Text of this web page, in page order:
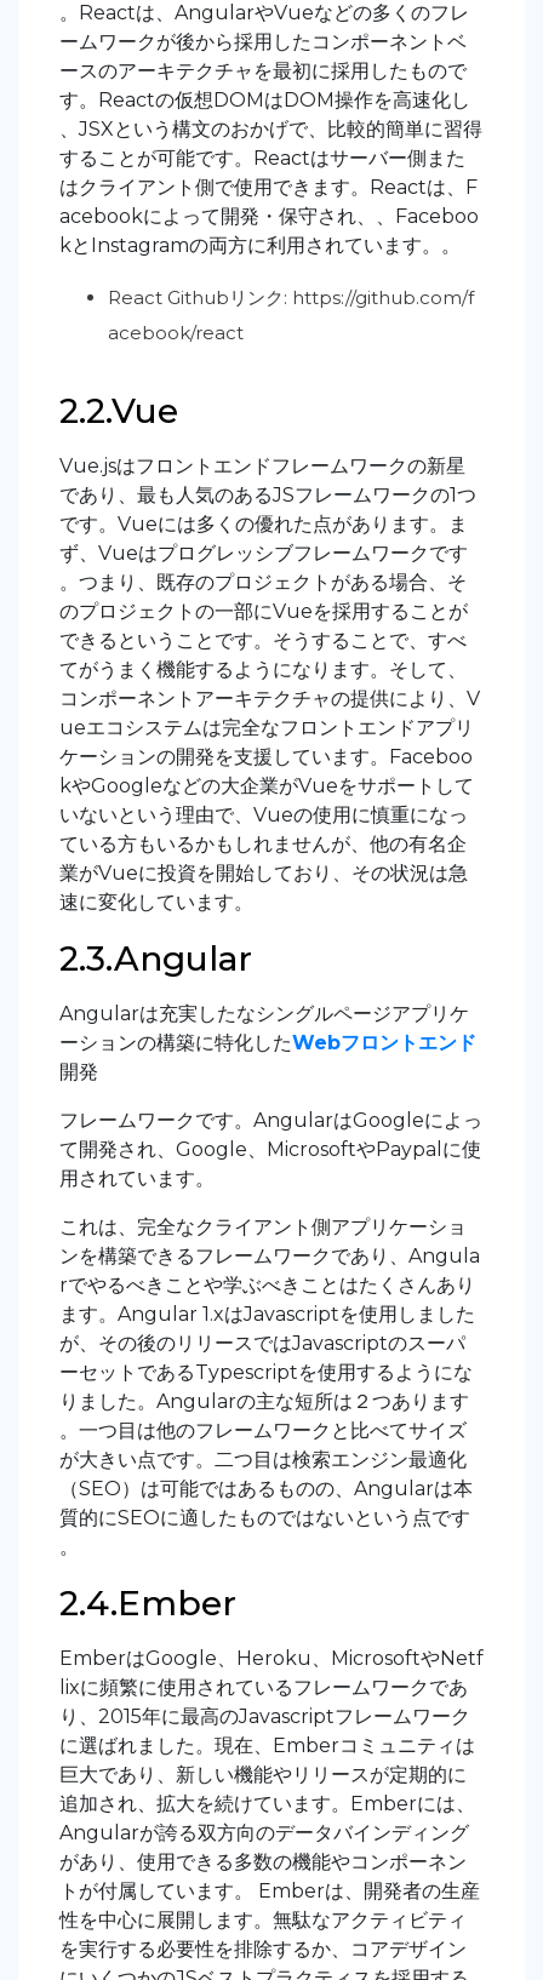
。Reactは、AngularやVueなどの多くのフレ
ームワークが後から採用したコンポーネントベ
ースのアーキテクチャを最初に採用したもので
す。Reactの仮想DOMはDOM操作を高速化し
、JSXという構文のおかげで、比較的簡単に習得
することが可能です。Reactはサーバー側また
はクライアント側で使用できます。Reactは、F
acebookによって開発・保守され、、Faceboo
kとInstagramの両方に利用されています。。
React Githubリンク: https://github.com/f
acebook/react
2.2.Vue
Vue.jsはフロントエンドフレームワークの新星
であり、最も人気のあるJSフレームワークの1つ
です。Vueには多くの優れた点があります。ま
ず、Vueはプログレッシブフレームワークです
。つまり、既存のプロジェクトがある場合、そ
のプロジェクトの一部にVueを採用することが
できるということです。そうすることで、すべ
てがうまく機能するようになります。そして、
コンポーネントアーキテクチャの提供により、V
ueエコシステムは完全なフロントエンドアプリ
ケーションの開発を支援しています。Faceboo
kやGoogleなどの大企業がVueをサポートして
いないという理由で、Vueの使用に慎重になっ
ている方もいるかもしれませんが、他の有名企
業がVueに投資を開始しており、その状況は急
速に変化しています。
2.3.Angular
Angularは充実したなシングルページアプリケ
ーションの構築に特化したWebフロントエンド
開発
フレームワークです。AngularはGoogleによっ
て開発され、Google、MicrosoftやPaypalに使
用されています。
これは、完全なクライアント側アプリケーショ
ンを構築できるフレームワークであり、Angula
rでやるべきことや学ぶべきことはたくさんあり
ます。Angular 1.xはJavascriptを使用しました
が、その後のリリースではJavascriptのスーパ
ーセットであるTypescriptを使用するようにな
りました。Angularの主な短所は２つあります
。一つ目は他のフレームワークと比べてサイズ
が大きい点です。二つ目は検索エンジン最適化
（SEO）は可能ではあるものの、Angularは本
質的にSEOに適したものではないという点です
。
2.4.Ember
EmberはGoogle、Heroku、MicrosoftやNetf
lixに頻繁に使用されているフレームワークであ
り、2015年に最高のJavascriptフレームワーク
に選ばれました。現在、Emberコミュニティは
巨大であり、新しい機能やリリースが定期的に
追加され、拡大を続けています。Emberには、
Angularが誇る双方向のデータバインディング
があり、使用できる多数の機能やコンポーネン
トが付属しています。 Emberは、開発者の生産
性を中心に展開します。無駄なアクティビティ
を実行する必要性を排除するか、コアデザイン